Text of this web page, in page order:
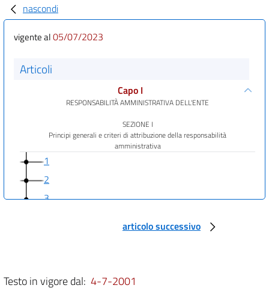
nascondi
vigente al05/07/2023
Articoli
Capo I
RESPONSABILITÀ AMMINISTRATIVA DELL'ENTE
SEZIONE I
Principi generali e criteri di attribuzione della responsabilità
amministrativa
1
2
3
8
articolo successivo
Testo in vigore dal: 4-7-2001